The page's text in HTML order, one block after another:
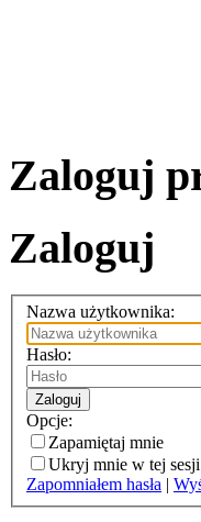
Zaloguj
Zaloguj
Nazwa użytkownika:
Hasło:
Zaloguj
Opcje:
Zapamiętaj mnie
Ukryj mnie w tej sesji
Zapomniałem hasła |